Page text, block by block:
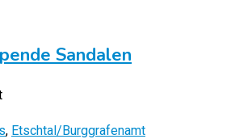
Sandalen
, Etschtal/Burggrafenamt